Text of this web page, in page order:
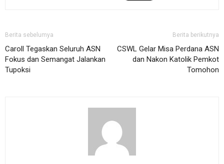
Berita sebelumya
Caroll Tegaskan Seluruh ASN
Fokus dan Semangat Jalankan
Tupoksi
Berita berikutnya
CSWL Gelar Misa Perdana ASN
dan Nakon Katolik Pemkot
Tomohon